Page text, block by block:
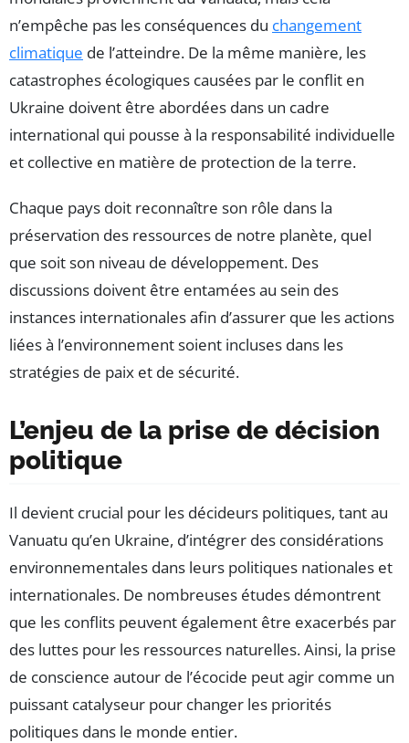
n’empêche pas les conséquences du changement
climatique de l’atteindre. De la même manière, les
catastrophes écologiques causées par le conflit en
Ukraine doivent être abordées dans un cadre
international qui pousse à la responsabilité individuelle
et collective en matière de protection de la terre.
Chaque pays doit reconnaître son rôle dans la
préservation des ressources de notre planète, quel
que soit son niveau de développement. Des
discussions doivent être entamées au sein des
instances internationales afin d’assurer que les actions
liées à l’environnement soient incluses dans les
stratégies de paix et de sécurité.
L’enjeu de la prise de décision
politique
Il devient crucial pour les décideurs politiques, tant au
Vanuatu qu’en Ukraine, d’intégrer des considérations
environnementales dans leurs politiques nationales et
internationales. De nombreuses études démontrent
que les conflits peuvent également être exacerbés par
des luttes pour les ressources naturelles. Ainsi, la prise
de conscience autour de l’écocide peut agir comme un
puissant catalyseur pour changer les priorités
politiques dans le monde entier.